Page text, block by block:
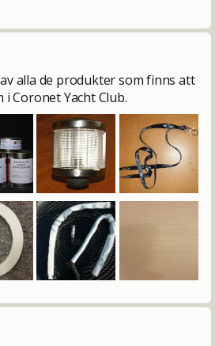
alla de produkter som finns att
Coronet Yacht Club.